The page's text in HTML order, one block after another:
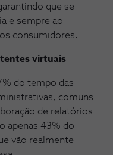
que se
e sempre ao
consumidores.
virtuais
do tempo das
comuns
de relatórios
apenas 43% do
vão realmente